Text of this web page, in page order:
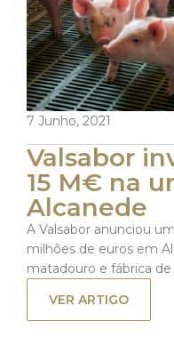
7 Junho, 2021
Valsabor
15 M€ na
Alcanede
A Valsabor anunciou
milhões de euros em
matadouro e fábrica de
VER ARTIGO